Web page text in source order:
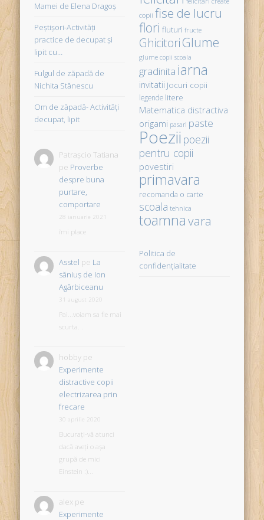
Mamei de Elena Dragoş
Peştişori-Activităţi
practice de decupat şi
lipit cu…
Fulgul de zăpadă de
Nichita Stănescu
Om de zăpadă- Activităţi
decupat, lipit
Patrașcio Tatiana
pe Proverbe
despre buna
purtare,
comportare
28 ianuarie 2021
îmi place
Asstel pe La
săniuş de Ion
Agârbiceanu
31 august 2020
Pai...voiam sa fie mai
scurta. .
hobby pe
Experimente
distractive copii
electrizarea prin
frecare
30 aprilie 2020
Bucurați-vă atunci
dacă aveți o așa
grupă de mici
Einstein :)...
alex pe
Experimente
copii fise de lucru
flori fluturi fructe
GhicitoriGlume
glume copii scoala
gradinita iarna
invitatii Jocuri copii
legende litere
Matematica distractiva
origami pasari paste
Poezii poezii
pentru copii
povestiri
primavara
recomanda o carte
scoala tehnica
toamnavara
Politica de
confidențialitate